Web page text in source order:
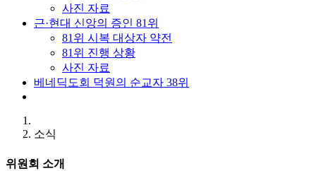
사진 자료
근·현대 신앙의 증인 81위
81위 시복 대상자 약전
81위 진행 상황
사진 자료
베네딕도회 덕원의 순교자 38위
소식
위원회 소개